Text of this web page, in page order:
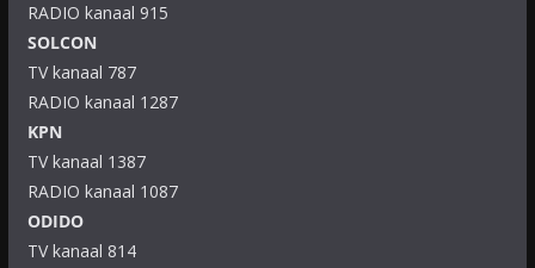
RADIO kanaal 915
SOLCON
TV kanaal 787
RADIO kanaal 1287
KPN
TV kanaal 1387
RADIO kanaal 1087
ODIDO
TV kanaal 814